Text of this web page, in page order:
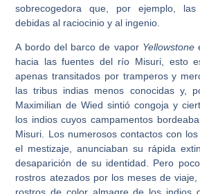
sobrecogedora que, por ejemplo, las
debidas al raciocinio y al ingenio.
A bordo del barco de vapor Yellowstone
hacia las fuentes del río Misuri, esto
apenas transitados por tramperos y
las tribus indias menos conocidas y,
Maximilian de Wied sintió congoja y
los indios cuyos campamentos
Misuri. Los numerosos contactos con
el mestizaje, anunciaban su rápida
desaparición de su identidad. Pero
rostros atezados por los meses de